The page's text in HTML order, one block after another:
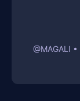
@MAGALI •